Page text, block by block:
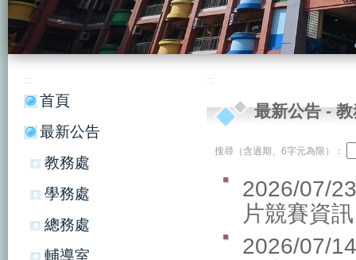
:::
首頁
最新公告
教務處
學務處
總務處
輔導室
:::
最新公告-
搜尋（含過期、6字元為限）：
2026/07/
片競賽資
2026/07/